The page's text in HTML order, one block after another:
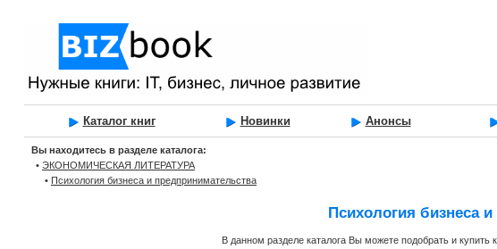
Каталог книг Новинки Анонсы
Вы находитесь в разделе каталога:
• ЭКОНОМИЧЕСКАЯ ЛИТЕРАТУРА
• Психология бизнеса и предпринимательства
Психология бизнеса
В данном разделе каталога Вы можете подобрать и купить